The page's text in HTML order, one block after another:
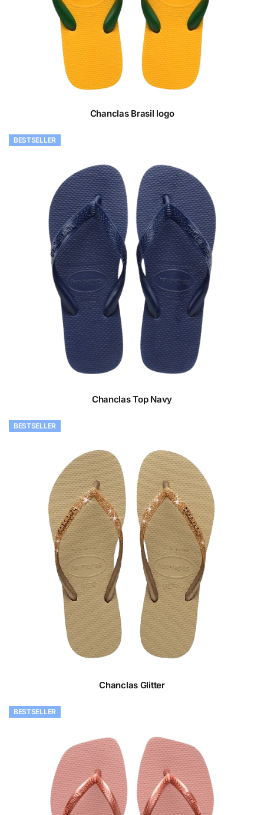
Chanclas Brasil logo
BESTSELLER
Chanclas Top Navy
BESTSELLER
Chanclas Glitter
BESTSELLER